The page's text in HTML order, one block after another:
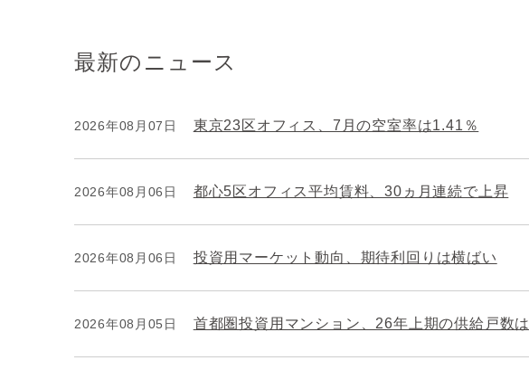
最新のニュース
2026年08月07日 東京23区オフィス、7月の空室率は1.41％
2026年08月06日 都心5区オフィス平均賃料、30ヵ月連続で上昇
2026年08月06日 投資用マーケット動向、期待利回りは横ばい
2026年08月05日 首都圏投資用マンション、26年上期の供給戸数